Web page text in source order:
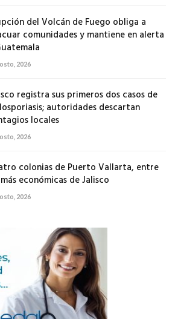
del Volcán de Fuego obliga a
comunidades y mantiene en alerta
2026
registra sus primeros dos casos de
autoridades descartan
locales
2026
colonias de Puerto Vallarta, entre
económicas de Jalisco
2026